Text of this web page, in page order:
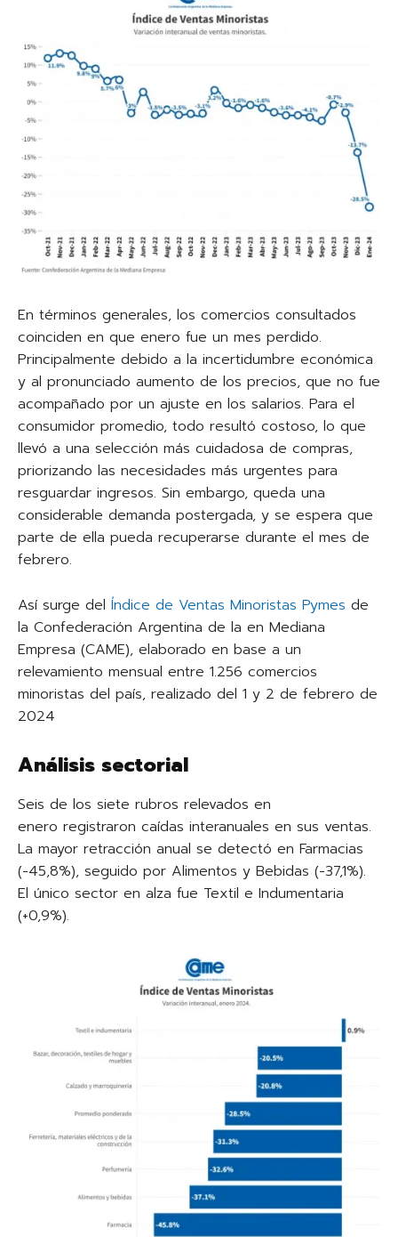
En términos generales, los comercios consultados
coinciden en que enero fue un mes perdido.
Principalmente debido a la incertidumbre económica
y al pronunciado aumento de los precios, que no fue
acompañado por un ajuste en los salarios. Para el
consumidor promedio, todo resultó costoso, lo que
llevó a una selección más cuidadosa de compras,
priorizando las necesidades más urgentes para
resguardar ingresos. Sin embargo, queda una
considerable demanda postergada, y se espera que
parte de ella pueda recuperarse durante el mes de
febrero.
Así surge del Índice de Ventas Minoristas Pymes de
la Confederación Argentina de la en Mediana
Empresa (CAME), elaborado en base a un
relevamiento mensual entre 1.256 comercios
minoristas del país, realizado del 1 y 2 de febrero de
2024
Análisis sectorial
Seis de los siete rubros relevados en
enero registraron caídas interanuales en sus ventas.
La mayor retracción anual se detectó en Farmacias
(-45,8%), seguido por Alimentos y Bebidas (-37,1%).
El único sector en alza fue Textil e Indumentaria
(+0,9%).